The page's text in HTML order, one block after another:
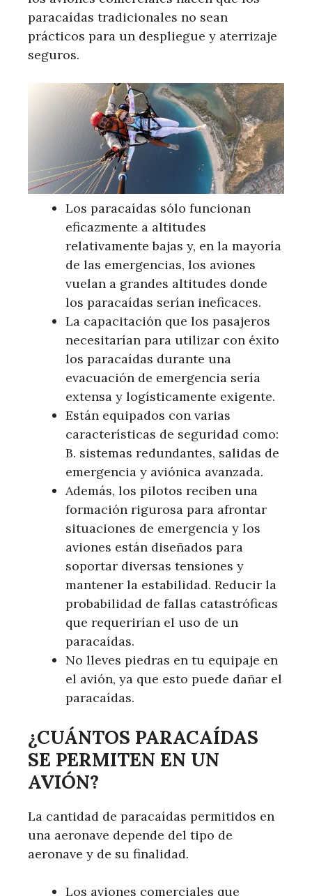
paracaídas tradicionales no sean
prácticos para un despliegue y aterrizaje
seguros.
Los paracaídas sólo funcionan
eficazmente a altitudes
relativamente bajas y, en la mayoría
de las emergencias, los aviones
vuelan a grandes altitudes donde
los paracaídas serían ineficaces.
La capacitación que los pasajeros
necesitarían para utilizar con éxito
los paracaídas durante una
evacuación de emergencia sería
extensa y logísticamente exigente.
Están equipados con varias
características de seguridad como:
B. sistemas redundantes, salidas de
emergencia y aviónica avanzada.
Además, los pilotos reciben una
formación rigurosa para afrontar
situaciones de emergencia y los
aviones están diseñados para
soportar diversas tensiones y
mantener la estabilidad. Reducir la
probabilidad de fallas catastróficas
que requerirían el uso de un
paracaídas.
No lleves piedras en tu equipaje en
el avión, ya que esto puede dañar el
paracaídas.
¿CUÁNTOS PARACAÍDAS
SE PERMITEN EN UN
AVIÓN?
La cantidad de paracaídas permitidos en
una aeronave depende del tipo de
aeronave y de su finalidad.
Los aviones comerciales que